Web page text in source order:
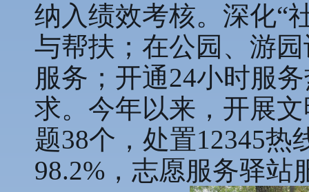
纳入绩效考核。深化“
与帮扶；在公园、游
服务；开通24小时服
求。今年以来，开展
题38个，处置12345
98.2%，志愿服务驿站